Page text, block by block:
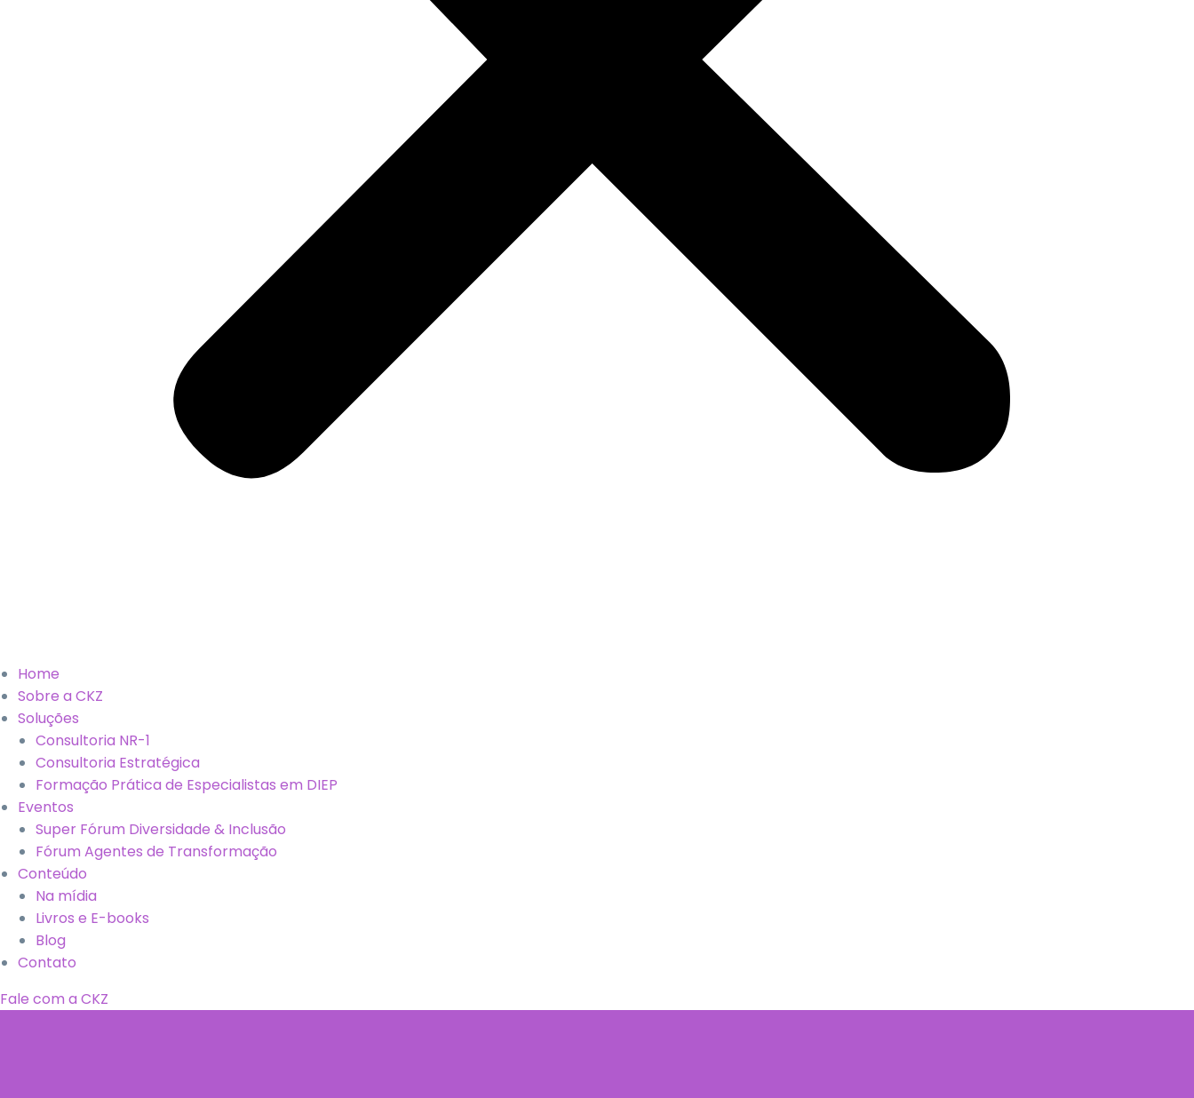
Home
Sobre a CKZ
Soluções
Consultoria NR-1
Consultoria Estratégica
Formação Prática de Especialistas em DIEP
Eventos
Super Fórum Diversidade & Inclusão
Fórum Agentes de Transformação
Conteúdo
Na mídia
Livros e E-books
Blog
Contato
Fale com a CKZ